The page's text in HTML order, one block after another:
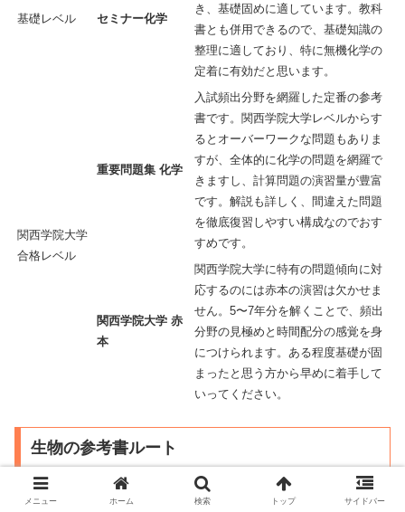
基礎レベル セミナー化学
き、基礎固めに適しています。教科
書とも併用できるので、基礎知識の
整理に適しており、特に無機化学の
定着に有効だと思います。
関西学院大学
合格レベル
重要問題集 化学
入試頻出分野を網羅した定番の参考
書です。関西学院大学レベルからす
るとオーバーワークな問題もありま
すが、全体的に化学の問題を網羅で
きますし、計算問題の演習量が豊富
です。解説も詳しく、間違えた問題
を徹底復習しやすい構成なのでおす
すめです。
関西学院大学 赤
本
関西学院大学に特有の問題傾向に対
応するのには赤本の演習は欠かせま
せん。5〜7年分を解くことで、頻出
分野の見極めと時間配分の感覚を身
につけられます。ある程度基礎が固
まったと思う方から早めに着手して
いってください。
生物の参考書ルート
関西学院大学の生物は、 大問4題前後 の構成で、試験時間
メニュー ホーム 検索 トップ サイドバー